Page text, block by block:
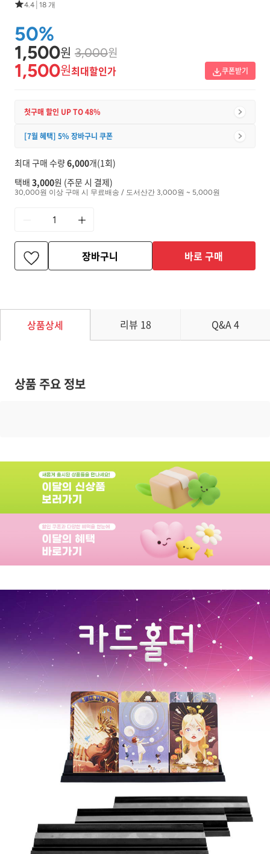
4.4 18 개
50%
1,500원 3,000원
1,500원최대할인가 쿠폰받기
첫구매 할인 UP TO 48%
[7월 혜택] 5% 장바구니 쿠폰
최대 구매 수량6,000개(1회)
택배 3,000원 (주문 시 결제)
30,000원 이상 구매 시 무료배송 / 도서산간 3,000원 ~ 5,000원
장바구니 바로 구매
상품상세 리뷰 18 Q&A4
상품 주요 정보